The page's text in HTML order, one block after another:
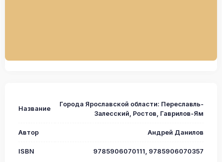
Название
Города Ярославской области: Переславль-
Залесский, Ростов, Гаврилов-Ям
Автор Андрей Данилов
ISBN 9785906070111, 9785906070357